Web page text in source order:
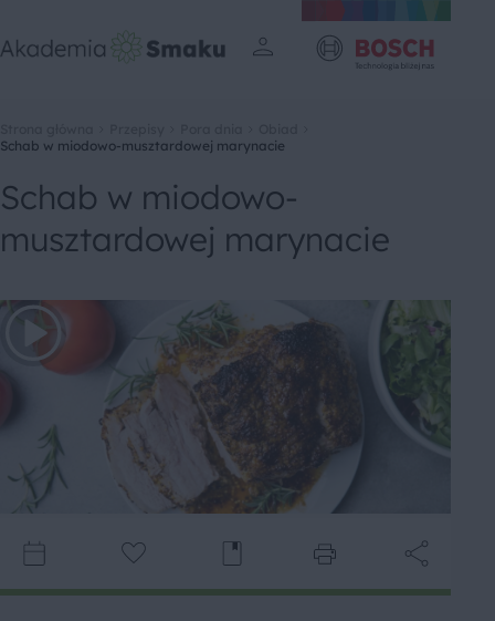
Schab w miodowo-musztardowej marynacie
Schab w miodowo-
musztardowej marynacie